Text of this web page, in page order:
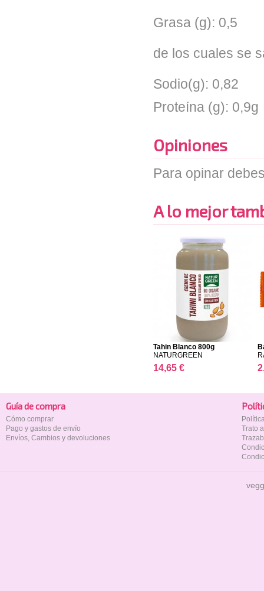
Grasa (g): 0,5
de los cuales se
Sodio(g): 0,82
Proteína (g): 0,9g
Opiniones
Para opinar
A lo mejor
Tahin Blanco 800g
NATURGREEN
14,65 €
Guía de compra
Cómo comprar
Pago y gastos de envío
Envíos, Cambios y devoluciones
Trato